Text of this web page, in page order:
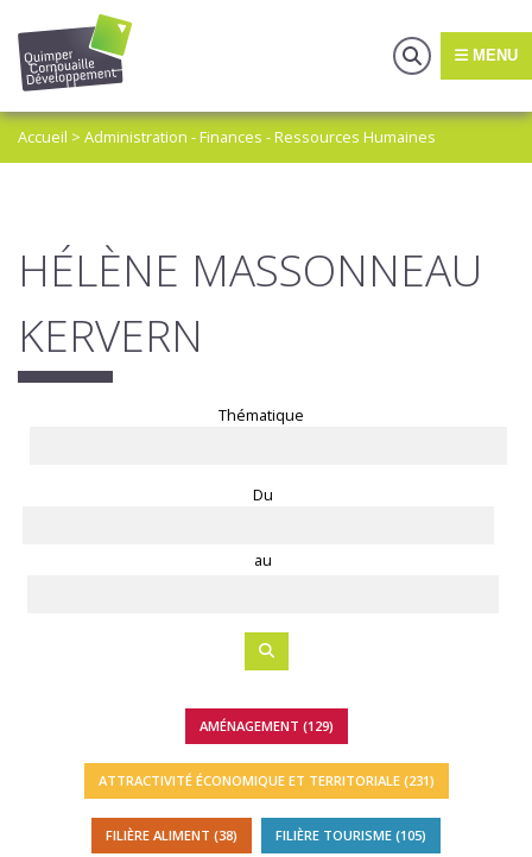
MENU
Accueil > Administration - Finances - Ressources Humaines
HÉLÈNE MASSONNEAU
KERVERN
Thématique
Du
au
AMÉNAGEMENT (129)
ATTRACTIVITÉ ÉCONOMIQUE ET TERRITORIALE (231)
FILIÈRE ALIMENT (38) FILIÈRE TOURISME (105)